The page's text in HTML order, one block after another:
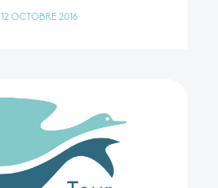
12 OCTOBRE 2016